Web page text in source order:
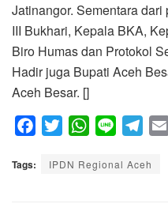
Jatinangor. Sementara
III Bukhari, Kepala BKA,
Biro Humas dan Protokol
Hadir juga Bupati Aceh
Aceh Besar. []
i
W
a
n
l
Tags: IPDN Regional Aceh